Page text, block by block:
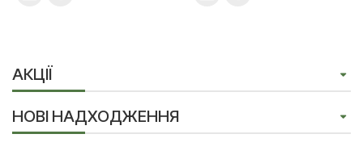
АКЦІЇ
НОВІ НАДХОДЖЕННЯ